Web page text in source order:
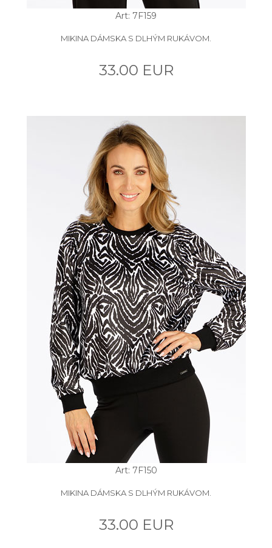
Art: 7F159
MIKINA DÁMSKA S DLHÝM RUKÁVOM.
33.00 EUR
Art: 7F150
MIKINA DÁMSKA S DLHÝM RUKÁVOM.
33.00 EUR